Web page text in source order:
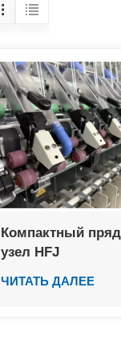
Компактный
узел HFJ
ЧИТАТЬ ДАЛЕЕ